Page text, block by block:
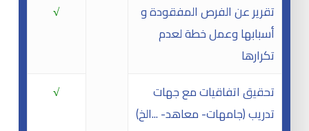
√
تقرير عن الفرص المفقودة و
أسبابها وعمل خطة لعدم
تكرارها
√
تحقيق اتفاقيات مع جهات
تدريب (جامهات- معاهد- ...الخ)